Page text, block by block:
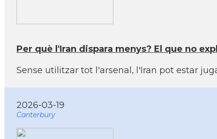
Per què l'Iran dispara menys? El que no
Sense utilitzar tot l'arsenal, l'Iran pot estar
2026-03-19
Canterbury